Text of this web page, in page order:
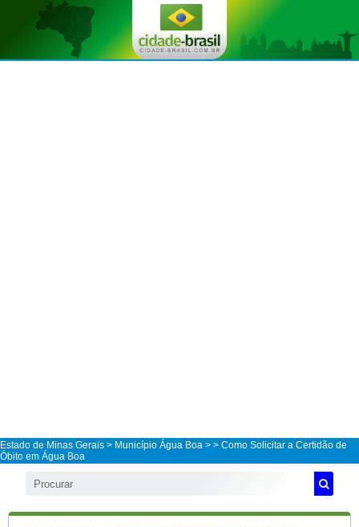
Estado de Minas Gerais > Município Água Boa > > Como Solicitar a Certidão de
Óbito em Água Boa